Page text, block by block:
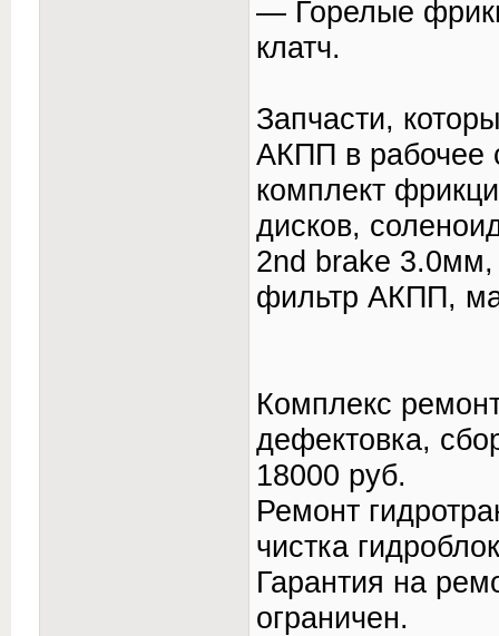
— Горелые
клатч.
Запчасти,
АКПП в рабочее
комплект
дисков,
2nd brake
фильтр АКПП,
Комплекс
дефектовка,
18000 руб.
Ремонт
чистка
Гарантия на
ограничен.